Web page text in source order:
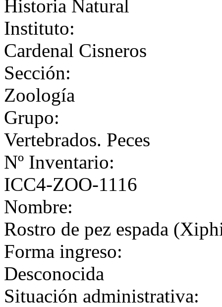
Historia Natural
Instituto:
Cardenal Cisneros
Sección:
Zoología
Grupo:
Vertebrados. Peces
Nº Inventario:
ICC4-ZOO-1116
Nombre:
Rostro de pez espada
Forma ingreso:
Desconocida
Situación administrativa: